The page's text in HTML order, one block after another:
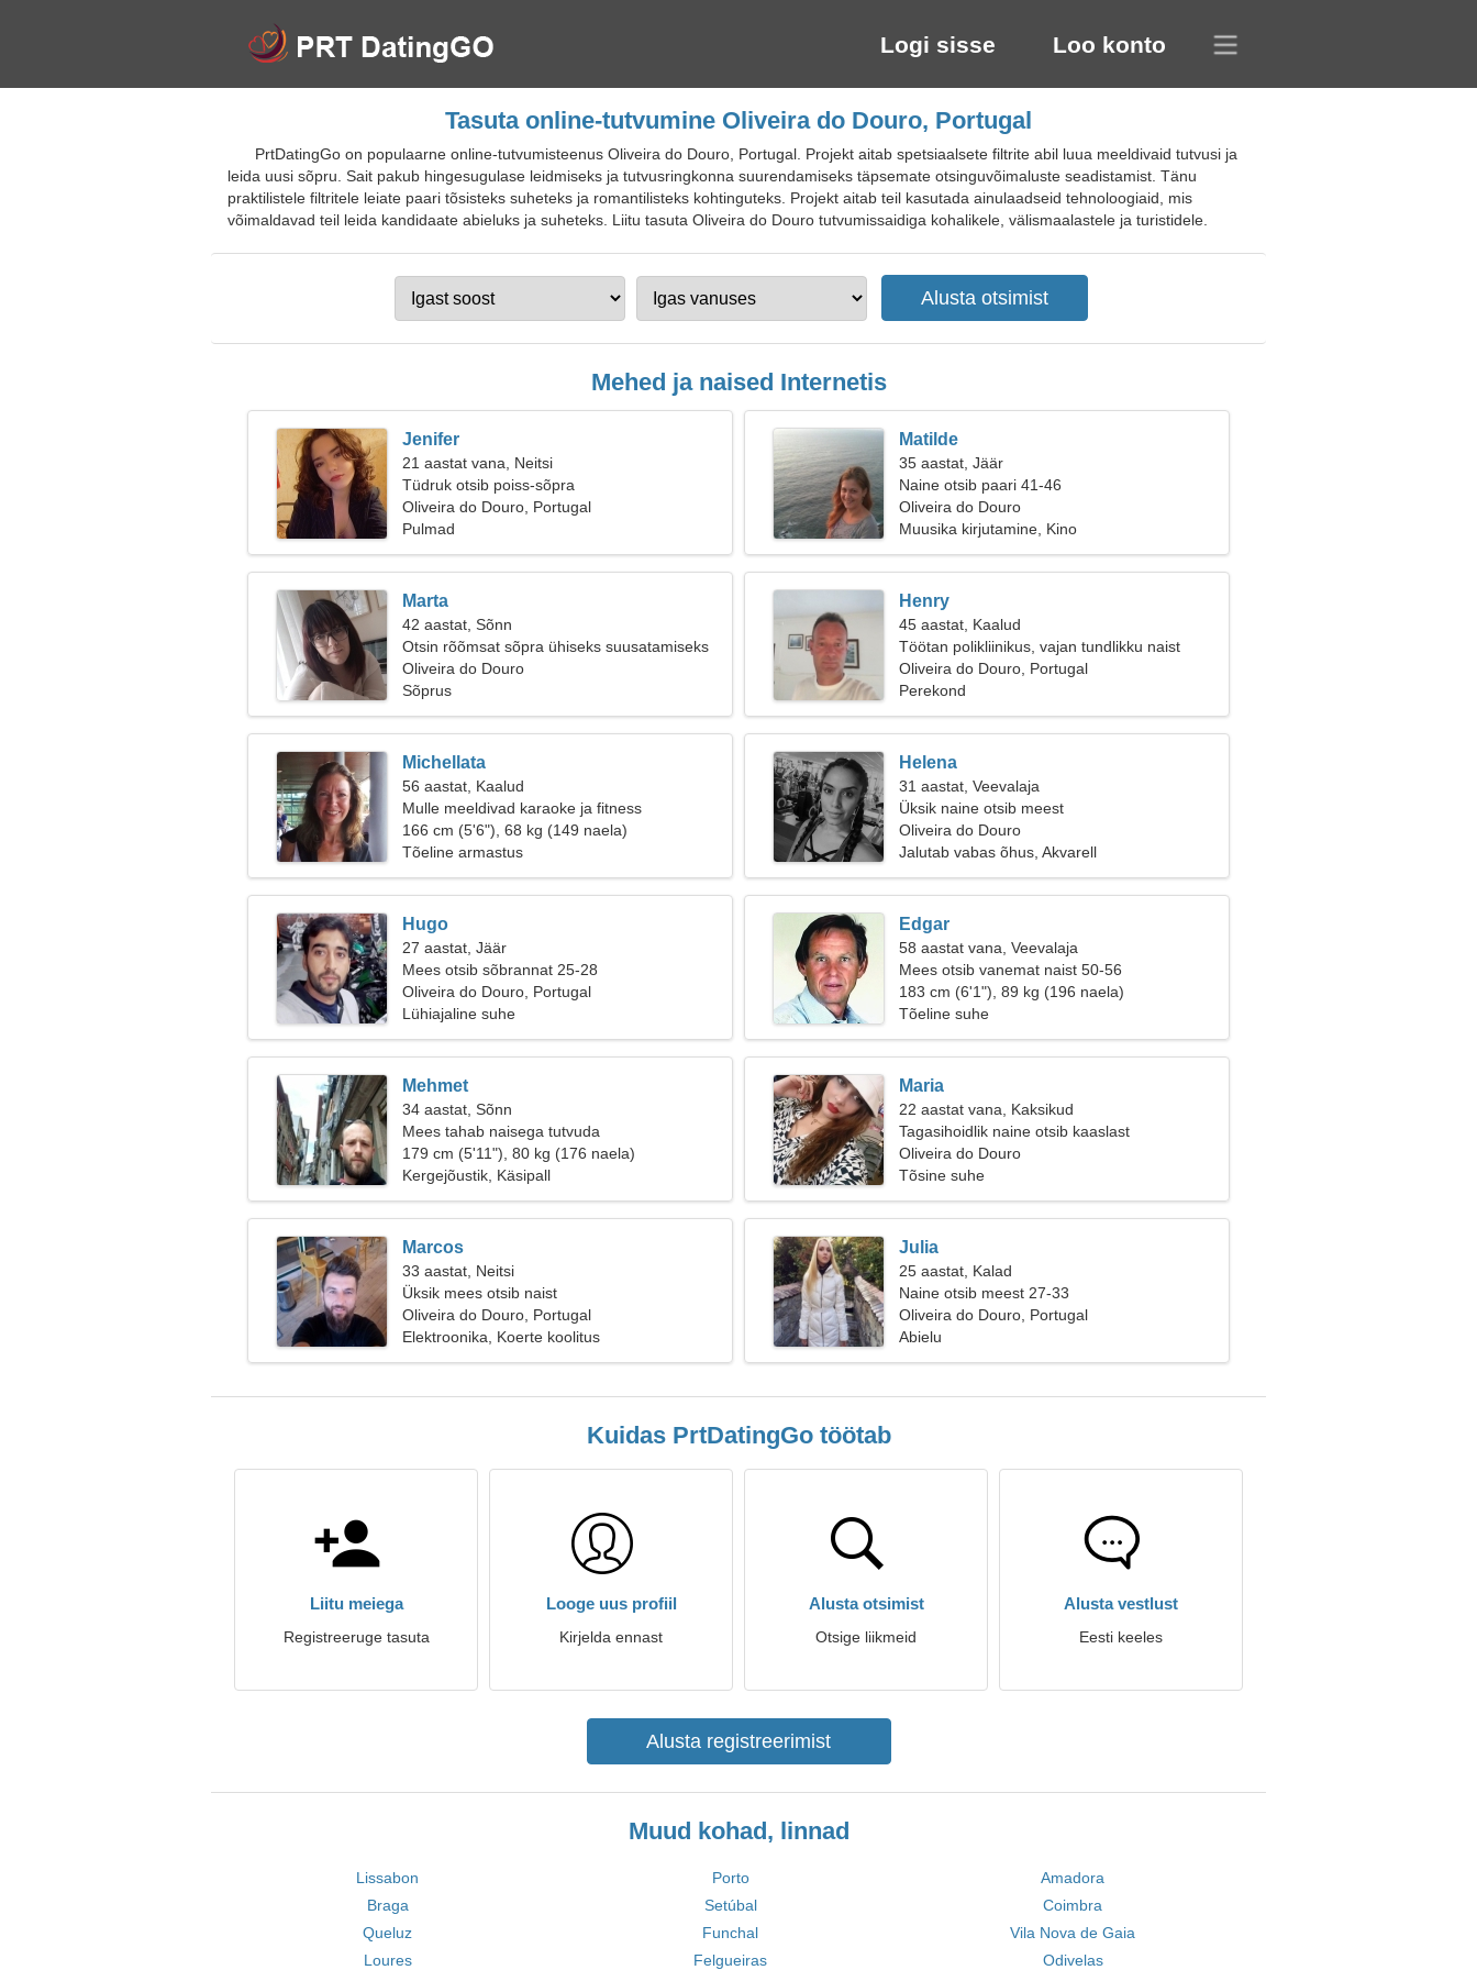
Logi sisse Loo konto
Tasuta online-tutvumine Oliveira do Douro, Portugal
PrtDatingGo on populaarne online-tutvumisteenus Oliveira do Douro, Portugal. Projekt aitab spetsiaalsete filtrite abil luua meeldivaid tutvusi ja
leida uusi sõpru. Sait pakub hingesugulase leidmiseks ja tutvusringkonna suurendamiseks täpsemate otsinguvõimaluste seadistamist. Tänu
praktilistele filtritele leiate paari tõsisteks suheteks ja romantilisteks kohtinguteks. Projekt aitab teil kasutada ainulaadseid tehnoloogiaid, mis
võimaldavad teil leida kandidaate abieluks ja suheteks. Liitu tasuta Oliveira do Douro tutvumissaidiga kohalikele, välismaalastele ja turistidele.
Mehed ja naised Internetis
Jenifer
21 aastat vana, Neitsi
Tüdruk otsib poiss-sõpra
Oliveira do Douro, Portugal
Pulmad
Matilde
35 aastat, Jäär
Naine otsib paari 41-46
Oliveira do Douro
Muusika kirjutamine, Kino
Marta
42 aastat, Sõnn
Otsin rõõmsat sõpra ühiseks suusatamiseks
Oliveira do Douro
Sõprus
Henry
45 aastat, Kaalud
Töötan polikliinikus, vajan tundlikku naist
Oliveira do Douro, Portugal
Perekond
Michellata
56 aastat, Kaalud
Mulle meeldivad karaoke ja fitness
166 cm (5'6"), 68 kg (149 naela)
Tõeline armastus
Helena
31 aastat, Veevalaja
Üksik naine otsib meest
Oliveira do Douro
Jalutab vabas õhus, Akvarell
Hugo
27 aastat, Jäär
Mees otsib sõbrannat 25-28
Oliveira do Douro, Portugal
Lühiajaline suhe
Edgar
58 aastat vana, Veevalaja
Mees otsib vanemat naist 50-56
183 cm (6'1"), 89 kg (196 naela)
Tõeline suhe
Mehmet
34 aastat, Sõnn
Mees tahab naisega tutvuda
179 cm (5'11"), 80 kg (176 naela)
Kergejõustik, Käsipall
Maria
22 aastat vana, Kaksikud
Tagasihoidlik naine otsib kaaslast
Oliveira do Douro
Tõsine suhe
Marcos
33 aastat, Neitsi
Üksik mees otsib naist
Oliveira do Douro, Portugal
Elektroonika, Koerte koolitus
Julia
25 aastat, Kalad
Naine otsib meest 27-33
Oliveira do Douro, Portugal
Abielu
Kuidas PrtDatingGo töötab
Liitu meiega
Registreeruge tasuta
Looge uus profiil
Kirjelda ennast
Alusta otsimist
Otsige liikmeid
Alusta vestlust
Eesti keeles
Alusta registreerimist
Muud kohad, linnad
Lissabon Porto
Amadora
Braga
Setúbal
Coimbra
Queluz
Funchal
Vila Nova de Gaia
Loures
Felgueiras Odivelas